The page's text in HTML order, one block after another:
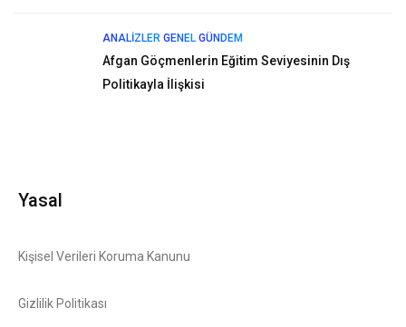
ANALIZLER GENEL GÜNDEM
Afgan Göçmenlerin Eğitim Seviyesinin Dış
Politikayla İlişkisi
Yasal
Kişisel Verileri Koruma Kanunu
Gizlilik Politikası